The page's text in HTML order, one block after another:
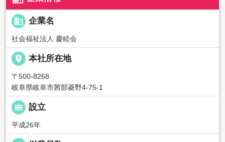
business 企業名
社会福祉法人 慶睦会
place 本社所在地
〒500-8268
岐阜県岐阜市茜部菱野4-75-1
calendar_view_day 設立
平成26年